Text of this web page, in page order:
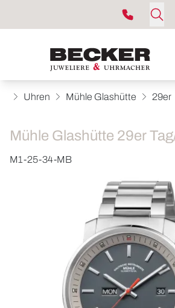
ROLEX
UHREN
SCHMUCK
HOCHZEIT
Uhren Mühle Glashütte 29er
Mühle Glashütte 29er
M1-25-34-MB